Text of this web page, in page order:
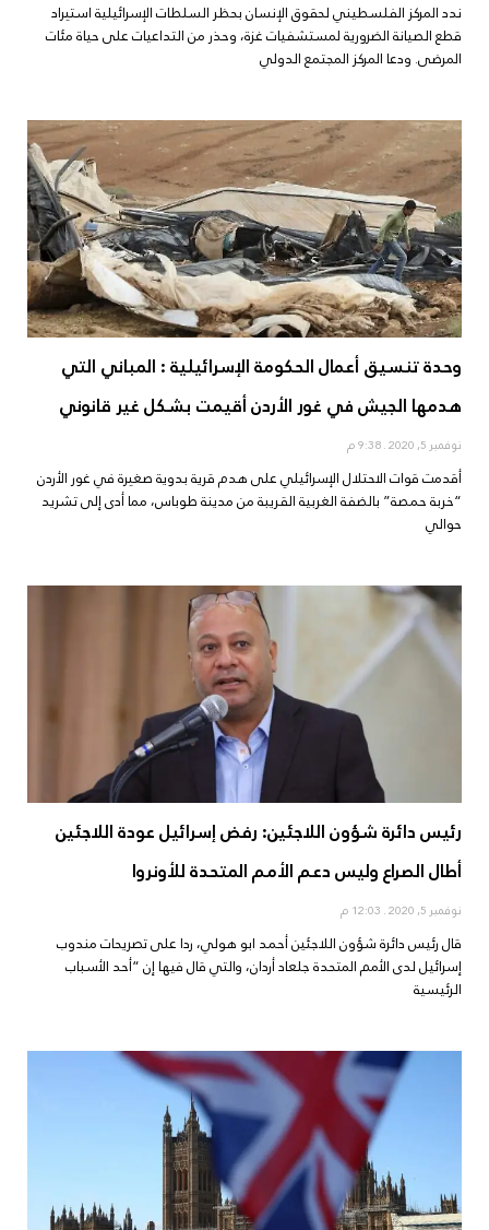
ندد المركز الفلسطيني لحقوق الإنسان بحظر السلطات الإسرائيلية استيراد
قطع الصيانة الضرورية لمستشفيات غزة، وحذر من التداعيات على حياة مئات
المرضى. ودعا المركز المجتمع الدولي
وحدة تنسيق أعمال الحكومة الإسرائيلية : المباني التي
هدمها الجيش في غور الأردن أقيمت بشكل غير قانوني
نوفمبر 5, 2020
أقدمت قوات الاحتلال الإسرائيلي على هدم قرية بدوية صغيرة في غور الأردن
“خربة حمصة” بالضفة الغربية القريبة من مدينة طوباس، مما أدى إلى تشريد
حوالي
رئيس دائرة شؤون اللاجئين: رفض إسرائيل عودة اللاجئين
أطال الصراع وليس دعم الأمم المتحدة للأونروا
نوفمبر 5, 2020
قال رئيس دائرة شؤون اللاجئين أحمد ابو هولي، ردا على تصريحات مندوب
إسرائيل لدى الأمم المتحدة جلعاد أردان، والتي قال فيها إن “أحد الأسباب
الرئيسية